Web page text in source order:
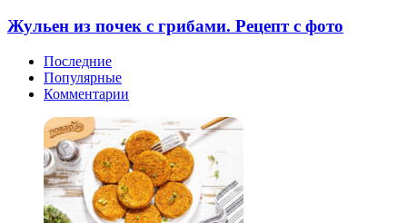
фото
почек
с
грибами.
Рецепт
Жульен из почек с грибами. Рецепт с фото
Последние
Популярные
Комментарии